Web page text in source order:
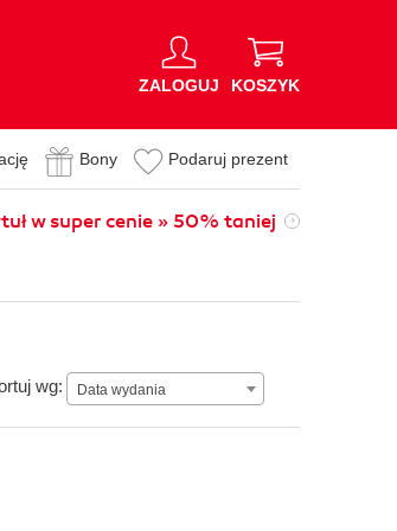
ZALOGUJ KOSZYK
Bony Podaruj prezent
w super cenie » 50% taniej
wg: Data wydania
Data wydania